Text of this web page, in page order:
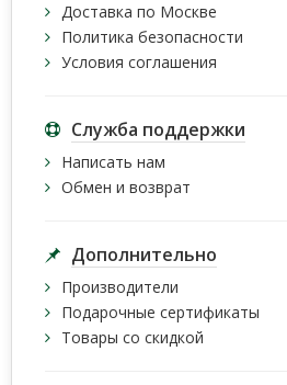
Доставка по Москве
Политика безопасности
Условия соглашения
Служба поддержки
Написать нам
Обмен и возврат
Дополнительно
Производители
Подарочные сертификаты
Товары со скидкой